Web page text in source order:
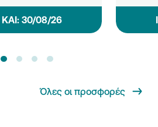
ΚΑΙ: 30/08/26
Όλες οι προσφορές